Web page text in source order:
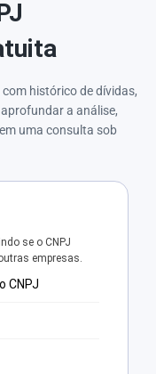
histórico de dívidas,
a análise,
uma consulta sob
se o CNPJ
empresas.
CNPJ